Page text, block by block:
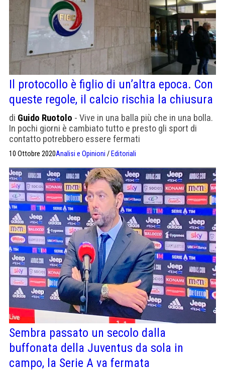
Il protocollo è figlio di un’altra epoca. Con
queste regole, il calcio rischia la chiusura
di Guido Ruotolo - Vive in una balla più che in una bolla.
In pochi giorni è cambiato tutto e presto gli sport di
contatto potrebbero essere fermati
10 Ottobre 2020Analisi e Opinioni / Editoriali
Sembra passato un secolo dalla
buffonata della Juventus da sola in
campo, la Serie A va fermata